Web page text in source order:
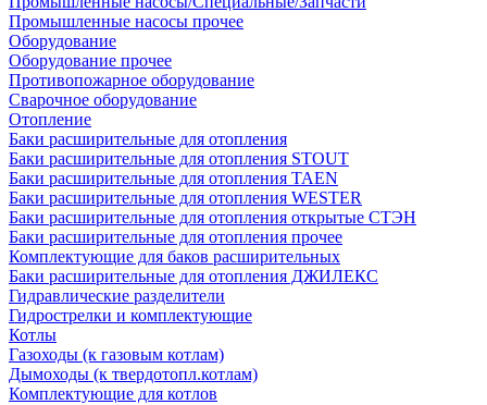
Промышленные насосы прочее
Оборудование
Оборудование прочее
Противопожарное оборудование
Сварочное оборудование
Отопление
Баки расширительные для отопления
Баки расширительные для отопления STOUT
Баки расширительные для отопления TAEN
Баки расширительные для отопления WESTER
Баки расширительные для отопления открытые СТЭН
Баки расширительные для отопления прочее
Комплектующие для баков расширительных
Баки расширительные для отопления ДЖИЛЕКС
Гидравлические разделители
Гидрострелки и комплектующие
Котлы
Газоходы (к газовым котлам)
Дымоходы (к твердотопл.котлам)
Комплектующие для котлов